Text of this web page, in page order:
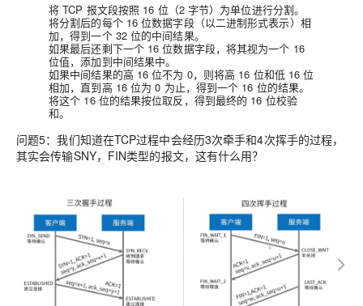
将 TCP 报文段按照 16 位（2 字节）为单位进行分割。
将分割后的每个 16 位数据字段（以二进制形式表示）相
加，得到一个 32 位的中间结果。
如果最后还剩下一个 16 位数据字段，将其视为一个 16
位值，添加到中间结果中。
如果中间结果的高 16 位不为 0，则将高 16 位和低 16 位
相加，直到高 16 位为 0 为止，得到一个 16 位的结果。
将这个 16 位的结果按位取反，得到最终的 16 位校验
和。
问题5：我们知道在TCP过程中会经历3次牵手和4次挥手的过程，
其实会传输SNY，FIN类型的报文，这有什么用？